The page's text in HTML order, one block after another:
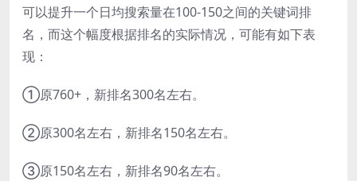
可以提升一个日均搜索量在100-150之间的关键词排
名，而这个幅度根据排名的实际情况，可能有如下表
现：
①原760+，新排名300名左右。
②原300名左右，新排名150名左右。
③原150名左右，新排名90名左右。